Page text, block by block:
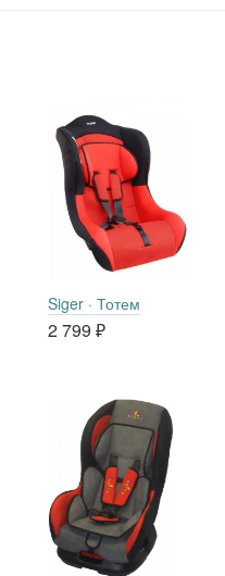
Siger · Тотем
2 799 ₽